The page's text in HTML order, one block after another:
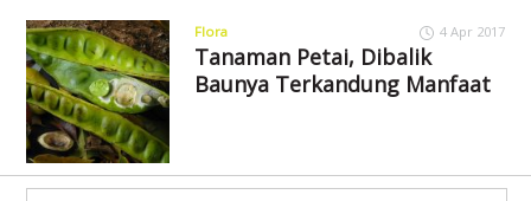
Flora 4 Apr 2017
Tanaman Petai, Dibalik
Baunya Terkandung Manfaat